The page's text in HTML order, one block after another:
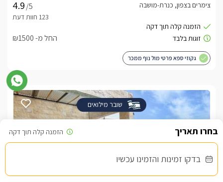
בדקו זמינות והזמינו עכשיו
/5
צימרים בצפון, כנרת-מושבה
החל מ- ₪1500
גקוזי ספא פרטי מול נוף ממכר
שובר מילואים